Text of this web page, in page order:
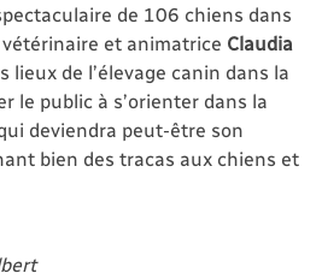
de 106 chiens dans
et animatrice Claudia
lieux de l’élevage canin dans la
le public à s’orienter dans la
deviendra peut-être son
bien des tracas aux chiens et